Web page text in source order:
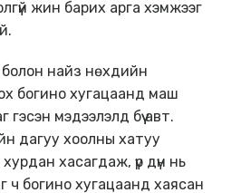
жин барих арга хэмжээг
найз нөхдийн
богино хугацаанд маш
мэдээлэлд бүү авт.
дагуу хоолны хатуу
хасагдаж, үр дүн нь
ч богино хугацаанд хаясан